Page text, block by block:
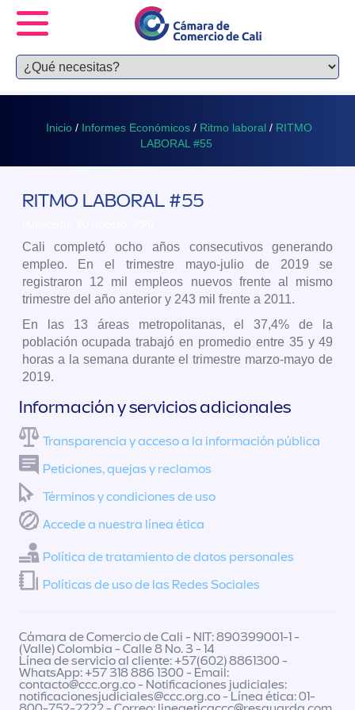
Inicio / Informes Económicos / Ritmo laboral / RITMO
LABORAL #55
RITMO LABORAL #55
Cali completó ocho años consecutivos generando
empleo. En el trimestre mayo-julio de 2019 se
registraron 12 mil empleos nuevos frente al mismo
trimestre del año anterior y 243 mil frente a 2011.
En las 13 áreas metropolitanas, el 37,4% de la
población ocupada trabajó en promedio entre 35 y 49
horas a la semana durante el trimestre marzo-mayo de
2019.
Información y servicios adicionales
Transparencia y acceso a la información pública
Peticiones, quejas y reclamos
Términos y condiciones de uso
Accede a nuestra línea ética
Política de tratamiento de datos personales
Políticas de uso de las Redes Sociales
Cámara de Comercio de Cali - NIT: 890399001-1 -
(Valle) Colombia - Calle 8 No. 3 - 14
Línea de servicio al cliente: +57(602) 8861300 -
WhatsApp: +57 318 886 1300 - Email:
contacto@ccc.org.co- Notificaciones judiciales:
notificacionesjudiciales@ccc.org.co- Línea ética: 01-